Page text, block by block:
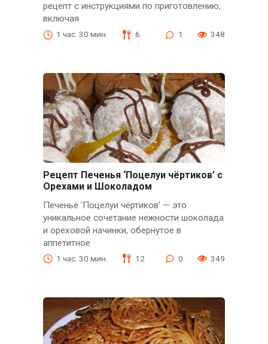
рецепт с инструкциями по приготовлению,
включая
1 час. 30 мин. 6 1 348
Рецепт Печенья ‘Поцелуи чёртиков’ с
Орехами и Шоколадом
Печенье ‘Поцелуи чёртиков’ — это
уникальное сочетание нежности шоколада
и ореховой начинки, обернутое в
аппетитное
1 час. 30 мин. 12 0 349